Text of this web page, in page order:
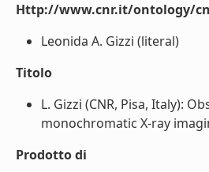
Http://www.cnr.it/ontology/
Leonida A. Gizzi (literal)
Titolo
L. Gizzi (CNR, Pisa, Italy):
monochromatic X-ray
Prodotto di